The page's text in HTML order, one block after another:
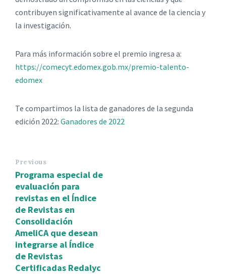
contribuyen significativamente al avance de la ciencia y
la investigación.
Para más información sobre el premio ingresa a:
https://comecyt.edomex.gob.mx/premio-talento-
edomex
Te compartimos la lista de ganadores de la segunda
edición 2022: Ganadores de 2022
Previous
Programa especial de
evaluación para
revistas en el Índice
de Revistas en
Consolidación
AmeliCA que desean
integrarse al Índice
de Revistas
Certificadas Redalyc